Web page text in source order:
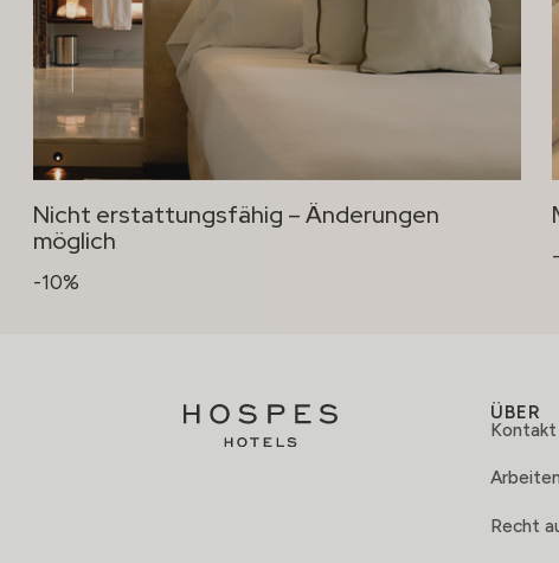
Nicht erstattungsfähig – Änderungen
möglich
-10%
ÜBER
Kontakt
Recht